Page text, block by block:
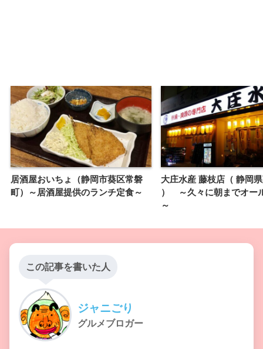
居酒屋おいちょ（静岡市葵区常磐
町）～居酒屋提供のランチ定食～
大庄水産 藤枝店（ 静岡
） ～久々に朝までオー
～
この記事を書いた人
ジャニごり
グルメブロガー